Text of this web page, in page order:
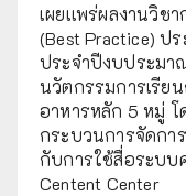
เผยเเพร่ผลงานวิช
(Best Practice) ป
ประจำปีงบประมา
นวัตกรรมการเรีย
อาหารหลัก 5 หมู่ โ
กระบวนการจัดกา
กับการใช้สื่อระบบ
Centent Center